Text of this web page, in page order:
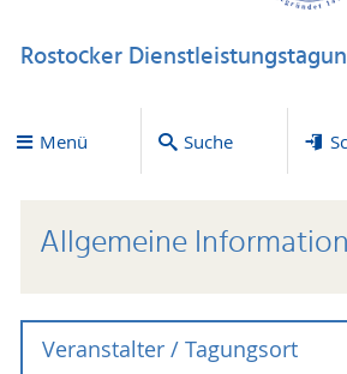
Rostocker
Menü Suche
Allgemeine
Veranstalter / Tagungsort